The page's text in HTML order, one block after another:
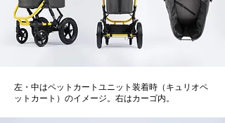
左・中はペットカートユニット装着時（キュリオペ
ットカート）のイメージ。右はカーゴ内。